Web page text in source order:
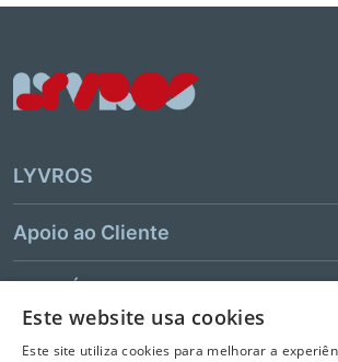
LYVROS
Apoio ao Cliente
Contactos
Este website usa cookies
Este site utiliza cookies para melhorar a